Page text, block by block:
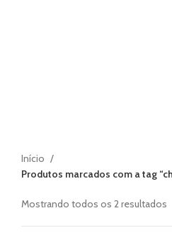
Início
Produtos marcados com a tag
Mostrando todos os 2 resultados